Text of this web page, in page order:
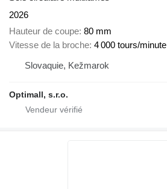
2026
Hauteur de coupe 80 mm
Vitesse de la broche 4 000 tours/minute
Slovaquie, Kežmarok
Optimall, s.r.o.